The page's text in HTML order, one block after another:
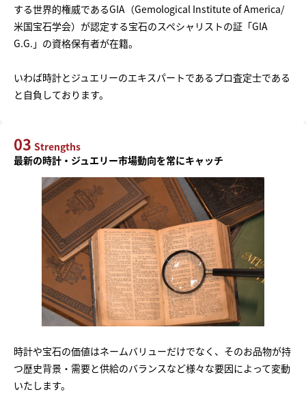
する世界的権威であるGIA（Gemological Institute of America/
米国宝石学会）が認定する宝石のスペシャリストの証「GIA
G.G.」の資格保有者が在籍。
いわば時計とジュエリーのエキスパートであるプロ査定士である
と自負しております。
03 Strengths
最新の時計・ジュエリー市場動向を常にキャッチ
時計や宝石の価値はネームバリューだけでなく、そのお品物が持
つ歴史背景・需要と供給のバランスなど様々な要因によって変動
いたします。
まずは